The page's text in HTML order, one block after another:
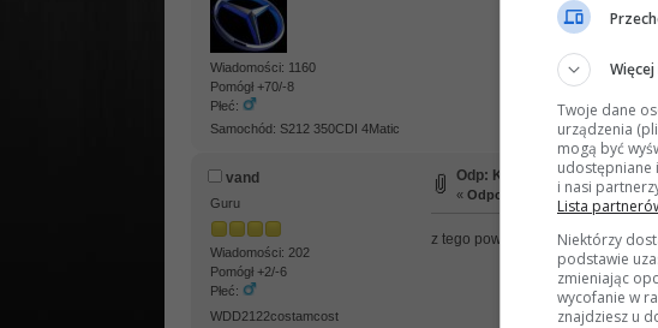
Wiadomości: 1160
Pomógł +70/-8
Płeć:
Samochód: S212 350CDI 4Matic
vand
Guru
Wiadomości: 202
Pomógł +2/-6
Płeć:
WDD2122costamcost
Odp: Koła w212 AMG
« Odpowiedź #4 dnia: 07 Maja
z tego powalajacego jakością
Twoje dane
urządzenia
mogą być
udostępniane
i nasi
Lista
Niektórzy
podstawie
zmieniając
wycofanie w
znajdziesz u